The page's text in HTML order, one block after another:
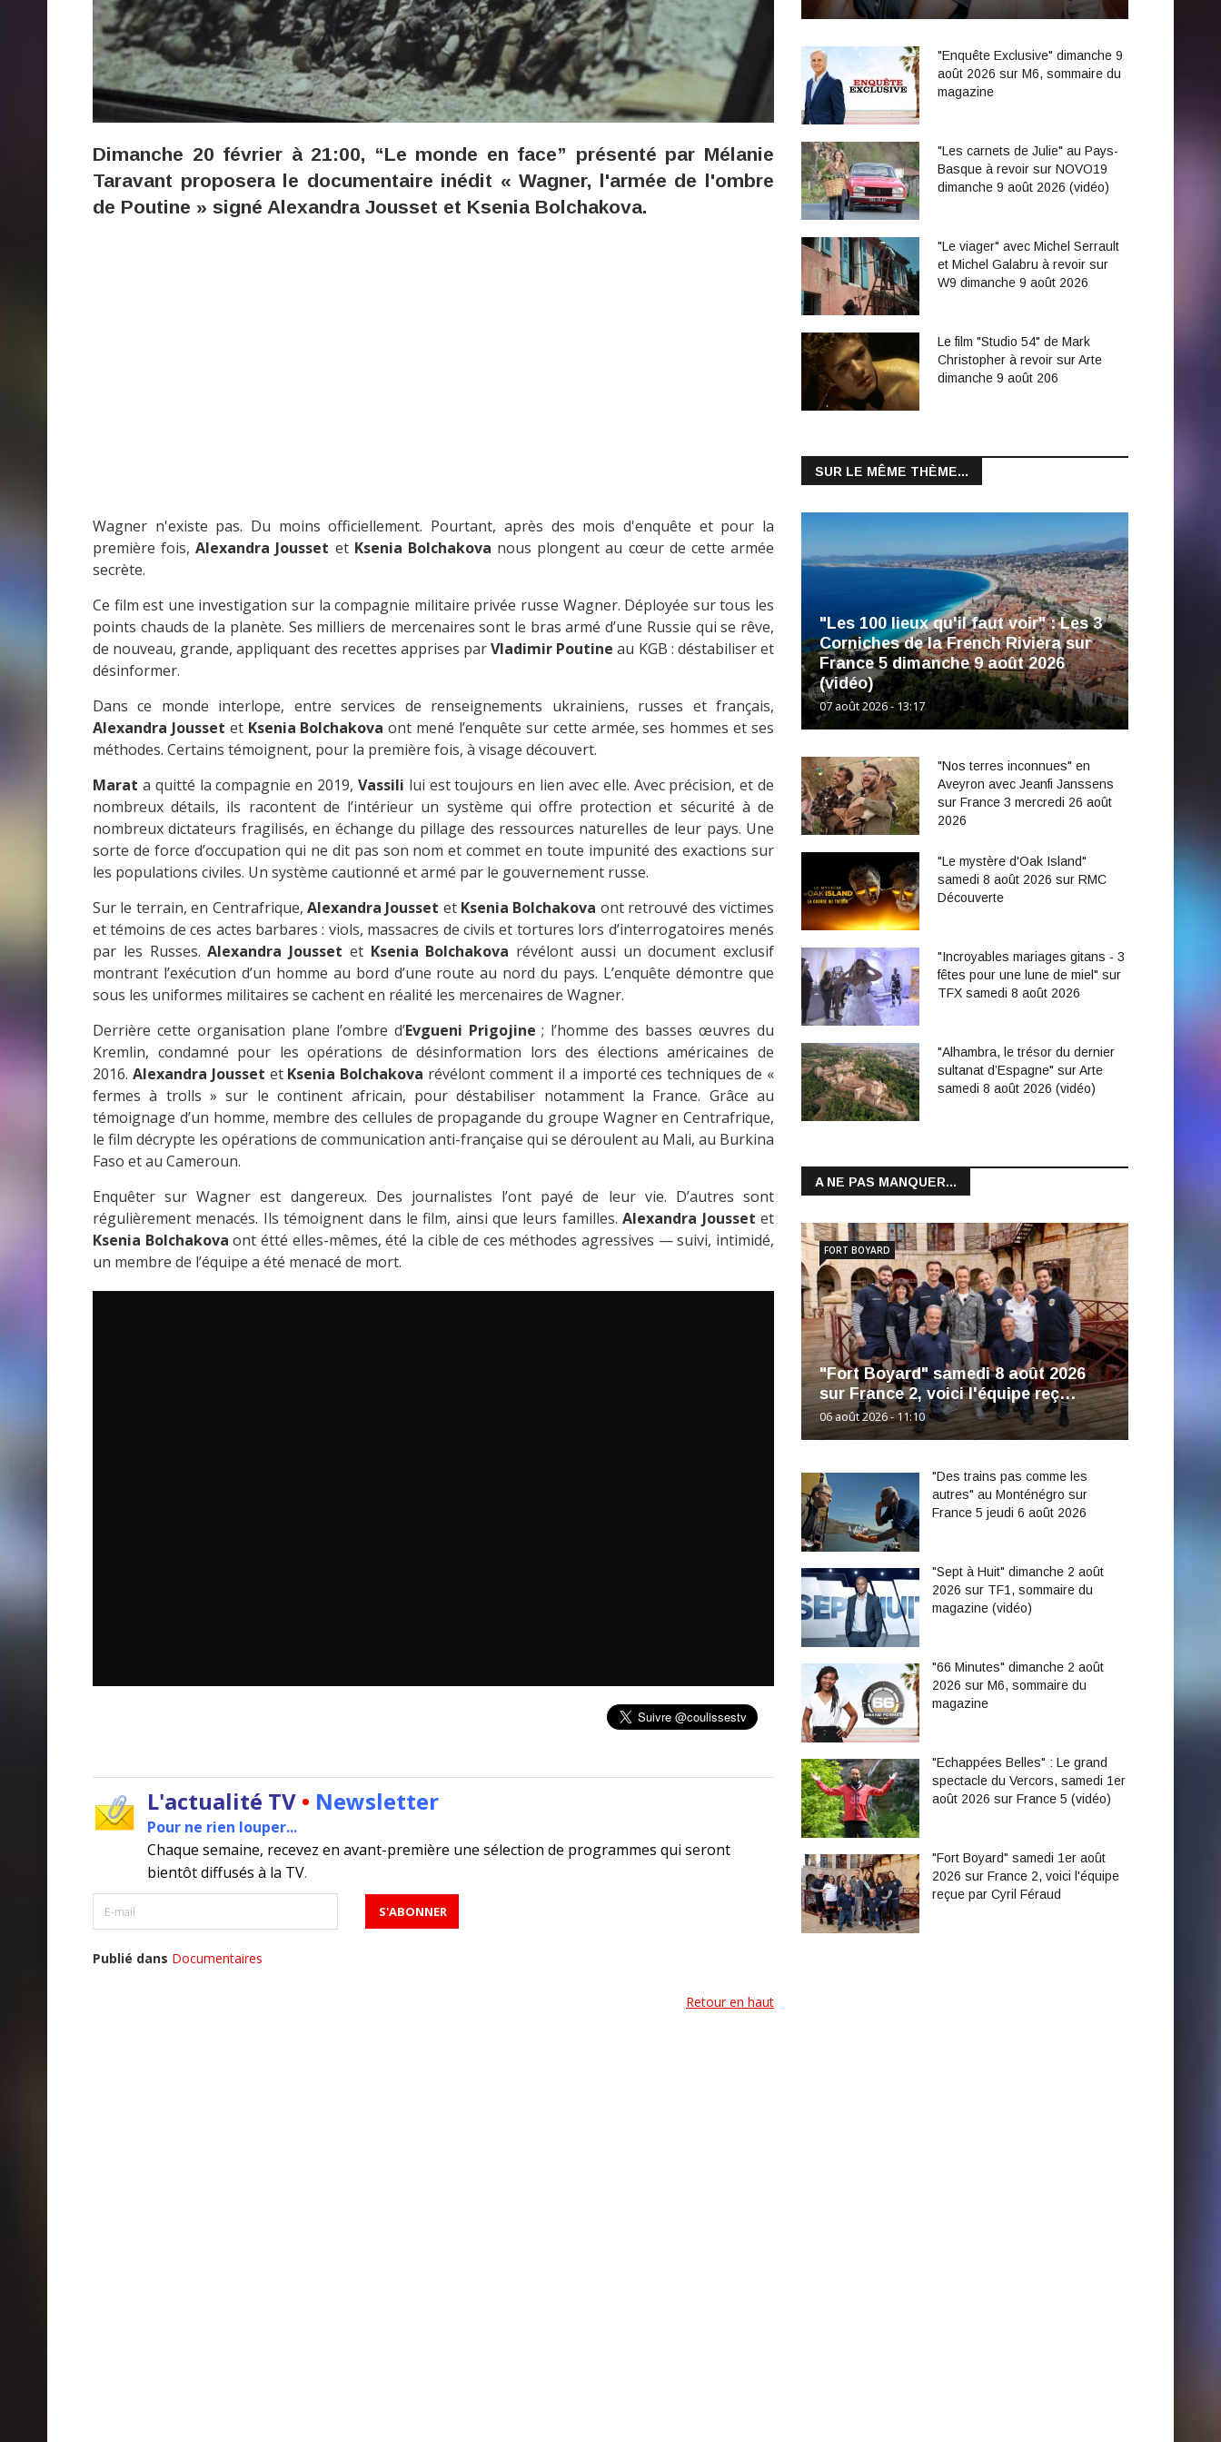
Dimanche 20 février à 21:00, “Le monde en face” présenté par Mélanie
Taravant proposera le documentaire inédit « Wagner, l'armée de l'ombre
de Poutine » signé Alexandra Jousset et Ksenia Bolchakova.
Wagner n'existe pas. Du moins officiellement. Pourtant, après des mois d'enquête et pour la
première fois,Alexandra Jousset et Ksenia Bolchakova nous plongent au cœur de cette armée
secrète.
Ce film est une investigation sur la compagnie militaire privée russe Wagner. Déployée sur tous les
points chauds de la planète. Ses milliers de mercenaires sont le bras armé d’une Russie qui se rêve,
de nouveau, grande, appliquant des recettes apprises parVladimir Poutine au KGB : déstabiliser et
désinformer.
Dans ce monde interlope, entre services de renseignements ukrainiens, russes et français,
Alexandra Jousset et Ksenia Bolchakova ont mené l’enquête sur cette armée, ses hommes et ses
méthodes. Certains témoignent, pour la première fois, à visage découvert.
Marat a quitté la compagnie en 2019, Vassili lui est toujours en lien avec elle. Avec précision, et de
nombreux détails, ils racontent de l’intérieur un système qui offre protection et sécurité à de
nombreux dictateurs fragilisés, en échange du pillage des ressources naturelles de leur pays. Une
sorte de force d’occupation qui ne dit pas son nom et commet en toute impunité des exactions sur
les populations civiles. Un système cautionné et armé par le gouvernement russe.
Sur le terrain, en Centrafrique, Alexandra Jousset et Ksenia Bolchakova ont retrouvé des victimes
et témoins de ces actes barbares : viols, massacres de civils et tortures lors d’interrogatoires menés
par les Russes.Alexandra Jousset et Ksenia Bolchakova révélont aussi un document exclusif
montrant l’exécution d’un homme au bord d’une route au nord du pays. L’enquête démontre que
sous les uniformes militaires se cachent en réalité les mercenaires de Wagner.
Derrière cette organisation plane l’ombre d’Evgueni Prigojine ; l’homme des basses œuvres du
Kremlin, condamné pour les opérations de désinformation lors des élections américaines de
2016. Alexandra Jousset et Ksenia Bolchakova révélont comment il a importé ces techniques de «
fermes à trolls » sur le continent africain, pour déstabiliser notamment la France. Grâce au
témoignage d’un homme, membre des cellules de propagande du groupe Wagner en Centrafrique,
le film décrypte les opérations de communication anti-française qui se déroulent au Mali, au Burkina
Faso et au Cameroun.
Enquêter sur Wagner est dangereux. Des journalistes l’ont payé de leur vie. D’autres sont
régulièrement menacés. Ils témoignent dans le film, ainsi que leurs familles.Alexandra Jousset et
Ksenia Bolchakova ont étté elles-mêmes, été la cible de ces méthodes agressives — suivi, intimidé,
un membre de l’équipe a été menacé de mort.
L'actualité TV • Newsletter
Pour ne rien louper...
Chaque semaine, recevez en avant-première une sélection de programmes qui seront
bientôt diffusés à la TV.
Publié dans Documentaires
Retour en haut
"Enquête Exclusive" dimanche 9
août 2026 sur M6, sommaire du
magazine
"Les carnets de Julie" au Pays-
Basque à revoir sur NOVO19
dimanche 9 août 2026 (vidéo)
"Le viager" avec Michel Serrault
et Michel Galabru à revoir sur
W9 dimanche 9 août 2026
Le film "Studio 54" de Mark
Christopher à revoir sur Arte
dimanche 9 août 206
SUR LE MÊME THÈME...
"Les 100 lieux qu'il faut voir" : Les 3
Corniches de la French Riviera sur
France 5 dimanche 9 août 2026
(vidéo)
07 août 2026 - 13:17
"Nos terres inconnues" en
Aveyron avec Jeanfi Janssens
sur France 3 mercredi 26 août
2026
"Le mystère d'Oak Island"
samedi 8 août 2026 sur RMC
Découverte
"Incroyables mariages gitans - 3
fêtes pour une lune de miel" sur
TFX samedi 8 août 2026
"Alhambra, le trésor du dernier
sultanat d’Espagne" sur Arte
samedi 8 août 2026 (vidéo)
A NE PAS MANQUER...
"Fort Boyard" samedi 8 août 2026
sur France 2, voici l'équipe reç…
06 août 2026 - 11:10
FORT BOYARD
"Des trains pas comme les
autres" au Monténégro sur
France 5 jeudi 6 août 2026
"Sept à Huit" dimanche 2 août
2026 sur TF1, sommaire du
magazine (vidéo)
"66 Minutes" dimanche 2 août
2026 sur M6, sommaire du
magazine
"Echappées Belles" : Le grand
spectacle du Vercors, samedi 1er
août 2026 sur France 5 (vidéo)
"Fort Boyard" samedi 1er août
2026 sur France 2, voici l'équipe
reçue par Cyril Féraud